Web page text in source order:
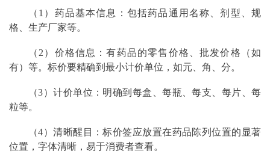
（1）药品基本信息：包括药品通用名称、剂型、规
格、生产厂家等。
（2）价格信息：有药品的零售价格、批发价格（如
有）等。标价要精确到最小计价单位，如元、角、分。
（3）计价单位：明确到每盒、每瓶、每支、每片、每
粒等。
（4）清晰醒目：标价签应放置在药品陈列位置的显著
位置，字体清晰，易于消费者查看。